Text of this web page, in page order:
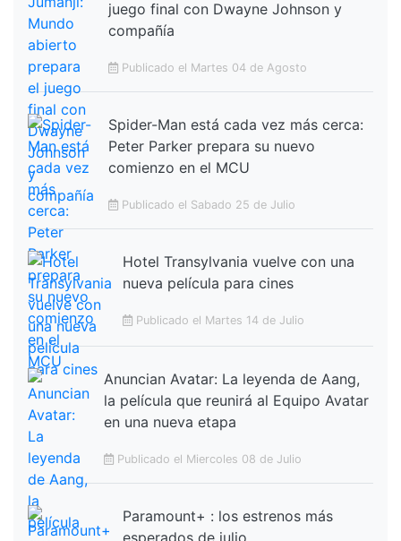
juego final con Dwayne Johnson y
compañía
Publicado el Martes 04 de Agosto
Spider-Man está cada vez más cerca:
Peter Parker prepara su nuevo
comienzo en el MCU
Publicado el Sabado 25 de Julio
Hotel Transylvania vuelve con una
nueva película para cines
Publicado el Martes 14 de Julio
Anuncian Avatar: La leyenda de Aang,
la película que reunirá al Equipo Avatar
en una nueva etapa
Publicado el Miercoles 08 de Julio
Paramount+ : los estrenos más